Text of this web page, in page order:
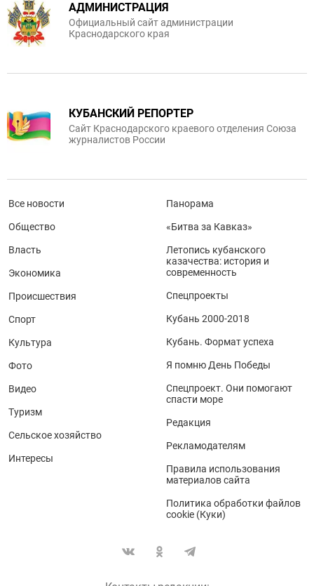
АДМИНИСТРАЦИЯ
Официальный сайт администрации
Краснодарского края
КУБАНСКИЙ РЕПОРТЕР
Сайт Краснодарского краевого отделения Союза
журналистов России
Все новости
Общество
Власть
Экономика
Происшествия
Спорт
Культура
Фото
Видео
Туризм
Сельское хозяйство
Интересы
Панорама
«Битва за Кавказ»
Летопись кубанского
казачества: история и
современность
Спецпроекты
Кубань 2000-2018
Кубань. Формат успеха
Я помню День Победы
Спецпроект. Они помогают
спасти море
Редакция
Рекламодателям
Правила использования
материалов сайта
Политика обработки файлов
cookie (Куки)